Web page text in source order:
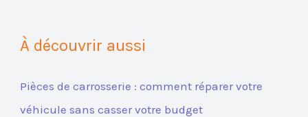
À découvrir aussi
Pièces de carrosserie : comment réparer votre
véhicule sans casser votre budget